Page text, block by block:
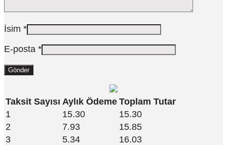
İsim *
E-posta *
Taksit Sayısı Aylık Ödeme Toplam Tutar
1
15.30
15.30
2
7.93
15.85
3
5.34
16.03